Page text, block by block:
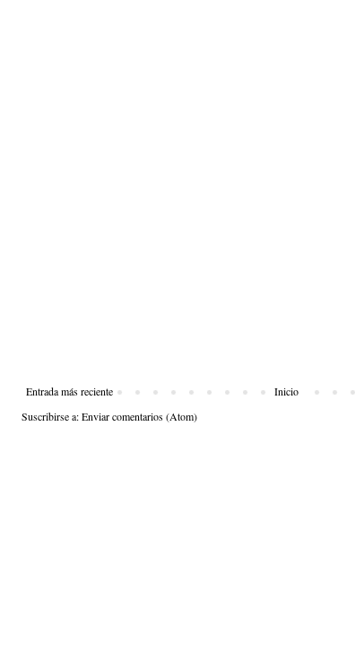
Entrada más reciente
Inicio
Suscribirse a:Enviar comentarios (Atom)